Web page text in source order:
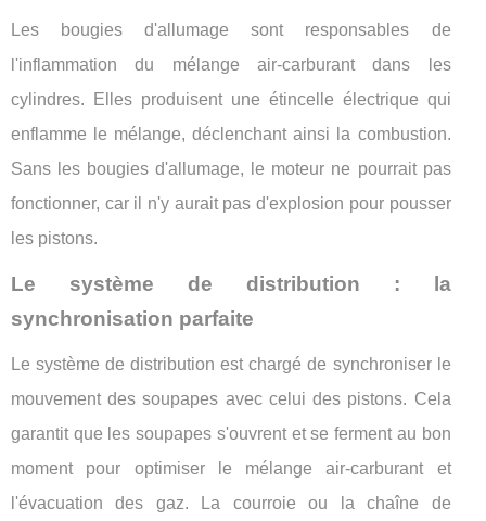
Les bougies d'allumage sont responsables de
l'inflammation du mélange air-carburant dans les
cylindres. Elles produisent une étincelle électrique qui
enflamme le mélange, déclenchant ainsi la combustion.
Sans les bougies d'allumage, le moteur ne pourrait pas
fonctionner, car il n'y aurait pas d'explosion pour pousser
les pistons.
Le système de distribution : la
synchronisation parfaite
Le système de distribution est chargé de synchroniser le
mouvement des soupapes avec celui des pistons. Cela
garantit que les soupapes s'ouvrent et se ferment au bon
moment pour optimiser le mélange air-carburant et
l'évacuation des gaz. La courroie ou la chaîne de